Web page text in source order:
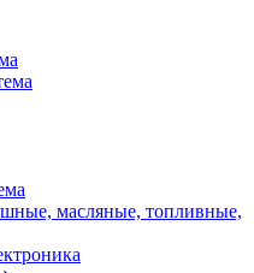
масляные, топливные,